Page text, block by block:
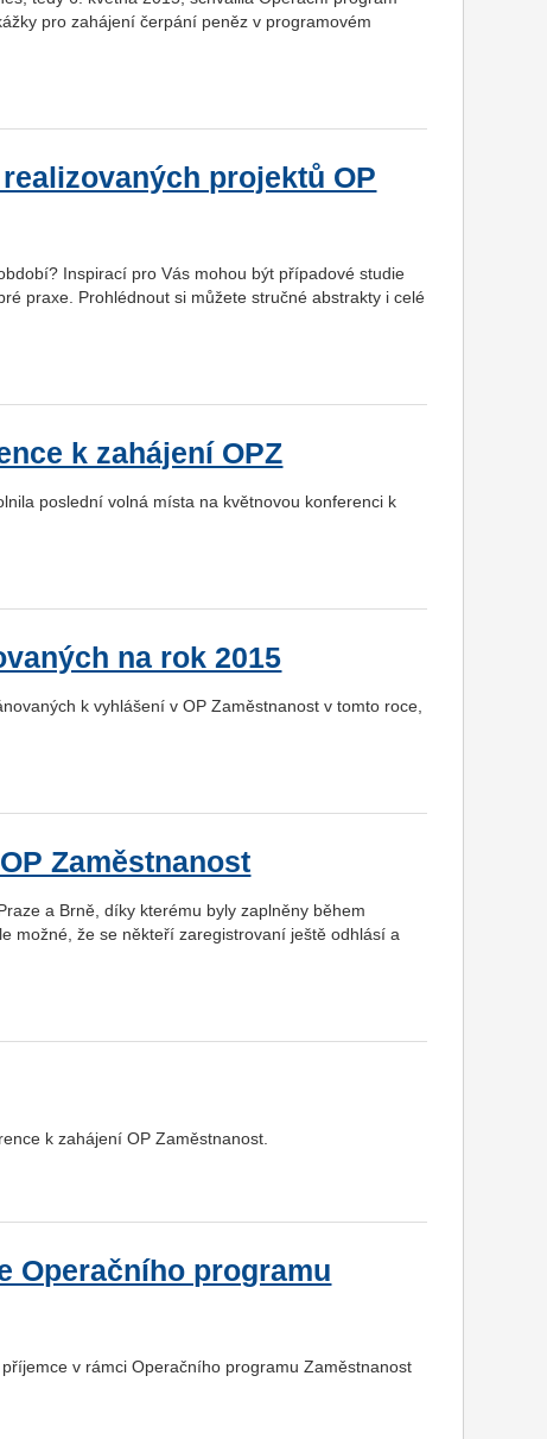
pro zahájení čerpání peněz v programovém
projektů OP
Inspirací pro Vás mohou být případové studie
praxe. Prohlédnout si můžete stručné abstrakty i celé
k zahájení OPZ
poslední volná místa na květnovou konferenci k
na rok 2015
k vyhlášení v OP Zaměstnanost v tomto roce,
Zaměstnanost
a Brně, díky kterému byly zaplněny během
možné, že se někteří zaregistrovaní ještě odhlásí a
k zahájení OP Zaměstnanost.
Operačního programu
v rámci Operačního programu Zaměstnanost